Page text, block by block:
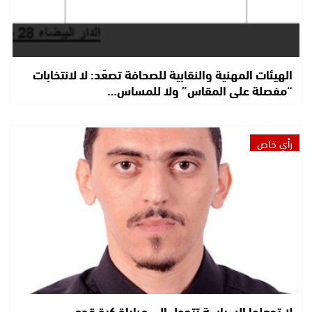
الهيئات المهنية والنقابية للصحافة تصعّد: لا لانتخابات
“مفصلة على المقاس” ولا للمساس…
رأي خاص